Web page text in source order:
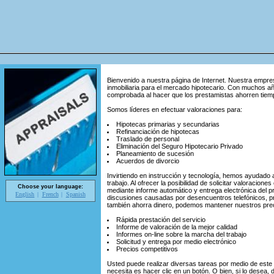
Choose your language:
English French Spanish
Bienvenido a nuestra página de Internet. Nuestra
inmobiliaria para el mercado hipotecario. Con muchos
comprobada al hacer que los prestamistas ahorren
Somos líderes en efectuar valoraciones para:
Hipotecas primarias y secundarias
Refinanciación de hipotecas
Traslado de personal
Eliminación del Seguro Hipotecario Privado
Planeamiento de sucesión
Acuerdos de divorcio
Invirtiendo en instrucción y tecnología, hemos
trabajo. Al ofrecer la posibilidad de solicitar
mediante informe automático y entrega electrónica del
discusiones causadas por desencuentros telefónicos,
también ahorra dinero, podemos mantener nuestros
Rápida prestación del servicio
Informe de valoración de la mejor calidad
Informes on-line sobre la marcha del trabajo
Solicitud y entrega por medio electrónico
Precios competitivos
Usted puede realizar diversas tareas por medio de
necesita es hacer clic en un botón. O bien, si lo desea,